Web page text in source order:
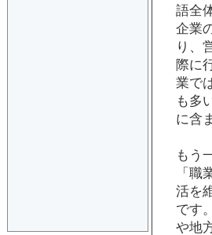
語全
企業
り、
際に
業で
も多
に含
もう
「職
活を
です
や地